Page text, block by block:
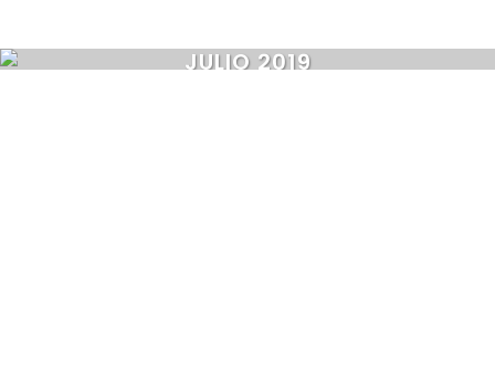
JULIO 2019